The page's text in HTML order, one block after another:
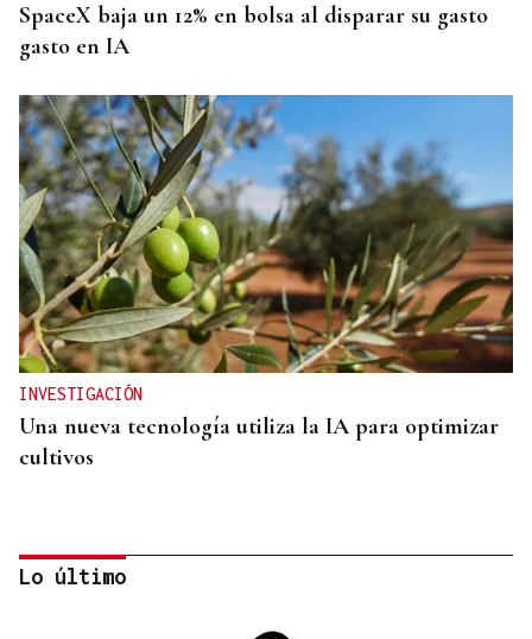
SpaceX baja un 12% en bolsa al disparar su gasto
gasto en IA
INVESTIGACIÓN
Una nueva tecnología utiliza la IA para optimizar
cultivos
Lo último